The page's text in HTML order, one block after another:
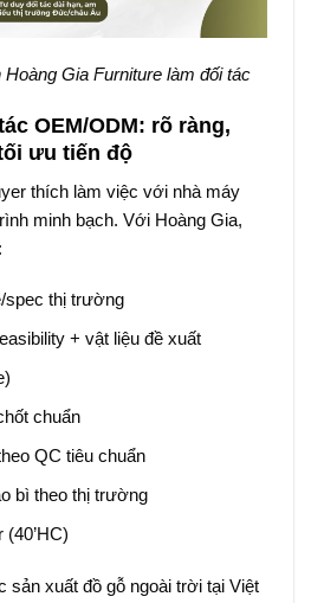
Hoàng Gia Furniture làm đối tác
OEM/ODM: rõ ràng,
ưu tiến độ
thích làm việc với nhà máy
minh bạch. Với Hoàng Gia,
spec thị trường
+ vật liệu đề xuất
chuẩn
QC tiêu chuẩn
bì theo thị trường
sản xuất đồ gỗ ngoài trời tại Việt